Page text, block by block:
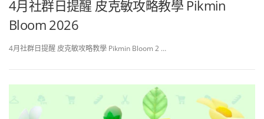
4月社群日提醒 皮克敏攻略教學 Pikmin
Bloom 2026
4月社群日提醒 皮克敏攻略教學 Pikmin Bloom 2 …